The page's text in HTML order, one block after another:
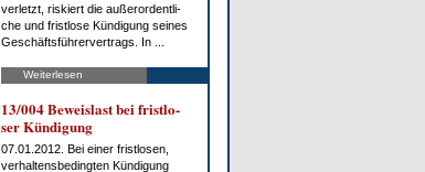
ver­letzt, ris­kiert die au­ßer­or­dent­li­
che und frist­lo­se Kün­di­gung sei­nes
Ge­schäfts­füh­rer­ver­trags. In ...
Weiterlesen
13/004 Be­weis­last bei frist­lo­
ser Kün­di­gung
07.01.2012. Bei ei­ner frist­lo­sen,
ver­hal­tens­be­ding­ten Kün­di­gung